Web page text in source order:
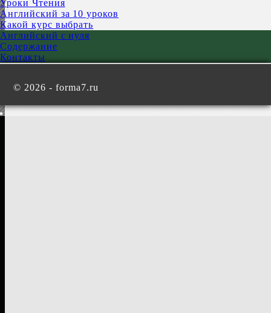
Уроки Чтения
Английский за 10 уроков
Какой курс выбрать
Английский с нуля
Содержание
Контакты
© 2026 - forma7.ru